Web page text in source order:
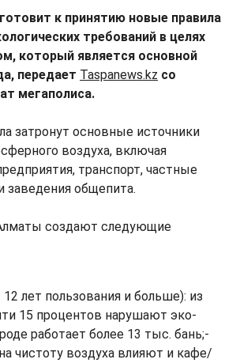
к принятию новые правила
требований в целях
который является основной
передает Taspanews.kz со
мегаполиса.
затронут основные источники
воздуха, включая
транспорт, частные
общепита.
создают следующие
лет пользования и больше): из
15 процентов нарушают эко-
работает более 13 тыс. бань;-
чистоту воздуха влияют и кафе/